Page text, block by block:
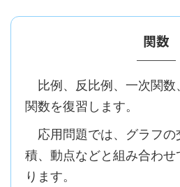
関数
比例、反比例、一次関数
関数を復習します。
応用問題では、グラフの
積、動点などと組み合わ
ります。